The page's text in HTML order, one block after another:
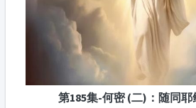
第185集-何密 (二)：随同